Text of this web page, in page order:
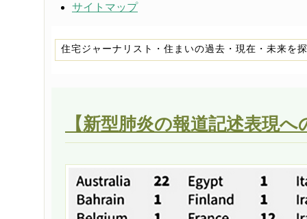
サイトマップ
住宅ジャーナリスト・住まいの過去・現在・未来を
【新型肺炎の報道記述表現へ